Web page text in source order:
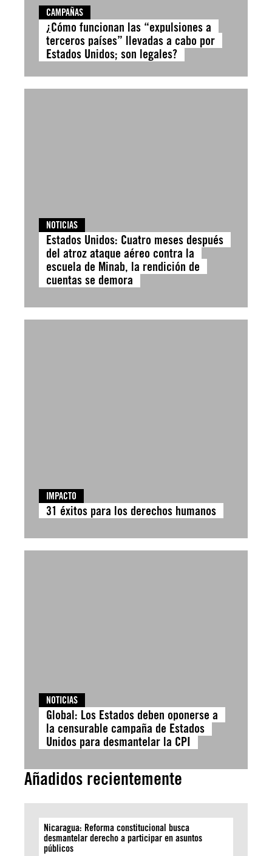
CAMPAÑAS
¿Cómo funcionan las “expulsiones a
terceros países” llevadas a cabo por
Estados Unidos; son legales?
NOTICIAS
Estados Unidos: Cuatro meses después
del atroz ataque aéreo contra la
escuela de Minab, la rendición de
cuentas se demora
IMPACTO
31 éxitos para los derechos humanos
NOTICIAS
Global: Los Estados deben oponerse a
la censurable campaña de Estados
Unidos para desmantelar la CPI
Añadidos recientemente
Nicaragua: Reforma constitucional busca
desmantelar derecho a participar en asuntos
públicos